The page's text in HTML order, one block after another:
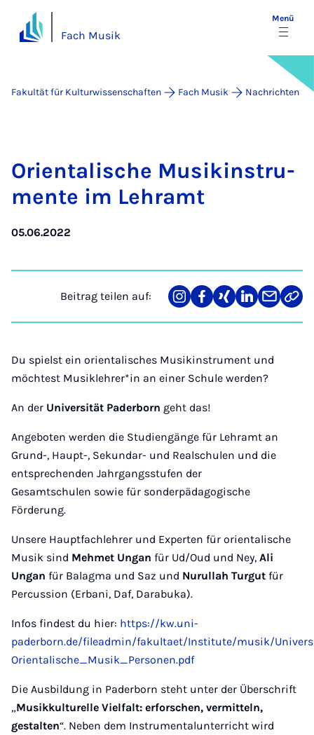
Fach Musik
Menü
Fakultät für Kulturwissenschaften Fach Musik Nachrichten
Ori­en­ta­li­sche Mu­sik­in­stru­
men­te im Lehr­amt
05.06.2022
Beitrag teilen auf:
Teilen
auf
Teilen
auf
Teilen
auf
Teilen
auf
Teilen
über
Mail
Link
Du spielst ein orientalisches Musikinstrument und
möchtest Musiklehrer*in an einer Schule werden?
An der Universität Paderborn geht das!
Angeboten werden die Studiengänge für Lehramt an
Grund-, Haupt-, Sekundar- und Realschulen und die
entsprechenden Jahrgangsstufen der
Gesamtschulen sowie für sonderpädagogische
Förderung.
Unsere Hauptfachlehrer und Experten für orientalische
Musik sind Mehmet Ungan für Ud/Oud und Ney, Ali
Ungan für Balagma und Saz und Nurullah Turgut für
Percussion (Erbani, Daf, Darabuka).
Infos findest du hier: https://kw.uni-
paderborn.de/fileadmin/fakultaet/Institute/musik/
Orientalische_Musik_Personen.pdf
Die Ausbildung in Paderborn steht unter der Überschrift
„Musikkulturelle Vielfalt: erforschen, vermitteln,
gestalten“. Neben dem Instrumentalunterricht wird